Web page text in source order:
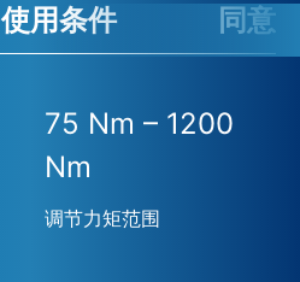
使用条件 同意
75 Nm – 1200
Nm
调节力矩范围